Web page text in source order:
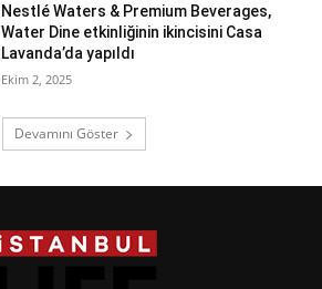
Nestlé Waters & Premium Beverages,
Water Dine etkinliğinin ikincisini Casa
Lavanda’da yapıldı
Ekim 2, 2025
Devamını Göster